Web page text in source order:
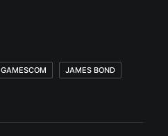
GAMESCOM JAMES BOND